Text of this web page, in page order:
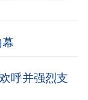
呼并强烈支